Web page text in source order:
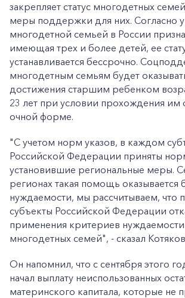
закрепляет статус многодетных
меры поддержки для них. Согласно
многодетной семьей в России
имеющая трех и более детей, ее
устанавливается бессрочно.
многодетным семьям будет
достижения старшим ребенком
23 лет при условии прохождения им
очной форме.
"С учетом норм указов, в каждом
Российской Федерации приняты
установившие региональные меры.
регионах такая помощь оказывается
нуждаемости, мы рассчитываем, что
субъекты Российской Федерации
применения критериев
многодетных семей", - сказал
Он напомнил, что с сентября этого
начал выплату неиспользованных
материнского капитала, которые не